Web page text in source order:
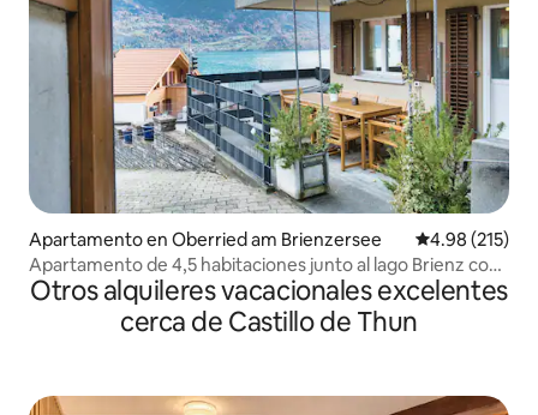
Apartamento en Oberried am Brienzersee Calificación
4.98 (215)
Apartamento de 4,5 habitaciones junto al lago Brienz con
vistas al lago
Otros alquileres vacacionales excelentes
cerca de Castillo de Thun